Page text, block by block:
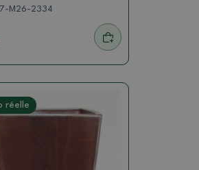
M26-2334
réelle